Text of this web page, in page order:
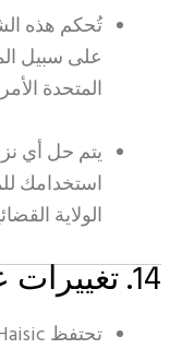
تُحكم هذه
على سبيل
المتحدة
يتم حل أي
استخدامك
الولاية
14. تغييرات على الشروط